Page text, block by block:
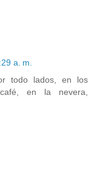
a. m.
todo lados, en los
en la nevera,